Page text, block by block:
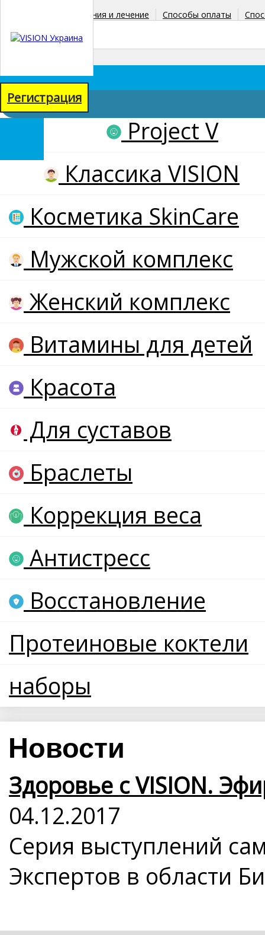
Заболевания и лечение Способы оплаты
Регистрация
Project V
Классика VISION
Косметика SkinCare
Мужской комплекс
Женский комплекс
Витамины для детей
Красота
Для суставов
Браслеты
Коррекция веса
Антистресс
Восстановление
Протеиновые коктели
наборы
Новости
Здоровье с VISION.
04.12.2017
Серия выступлений
Экспертов в области